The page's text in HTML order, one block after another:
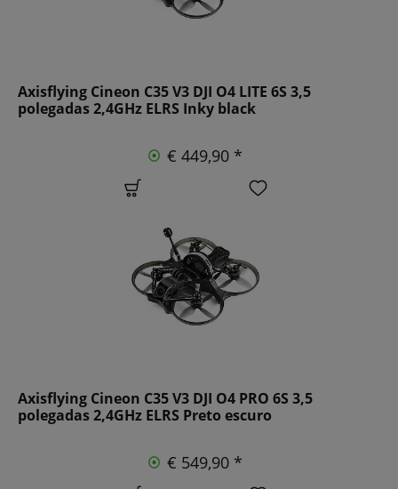
Axisflying Cineon C35 V3 DJI O4 LITE 6S 3,5
polegadas 2,4GHz ELRS Inky black
€ 449,90 *
Axisflying Cineon C35 V3 DJI O4 PRO 6S 3,5
polegadas 2,4GHz ELRS Preto escuro
€ 549,90 *